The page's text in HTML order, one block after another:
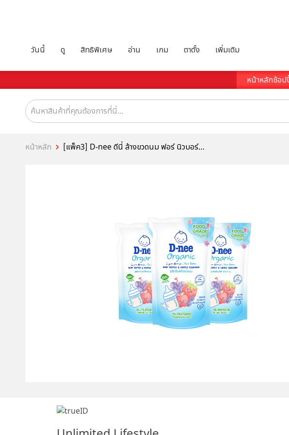
วันนี้ ดู สิทธิพิเศษ อ่าน เกม ตาตั้ง เพิ่มเติม
หน้าหลักช้อป
หน้าหลัก
[แพ็ค3] D-nee ดีนี่ ล้างขวดนม ฟอร์ นิวบอร์น